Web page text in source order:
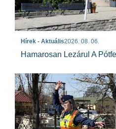
Hírek - Aktuális2026. 08. 06.
Hamarosan Lezárul A